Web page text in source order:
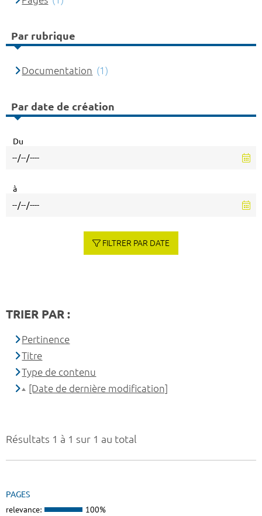
Résultats 1 à 1 sur 1 au total
PAGES
relevance: 100%
Par rubrique
Documentation (1)
Par date de création
Du
à
FILTRER PAR DATE
TRIER PAR :
Pertinence
Titre
Type de contenu
[Date de dernière modification]